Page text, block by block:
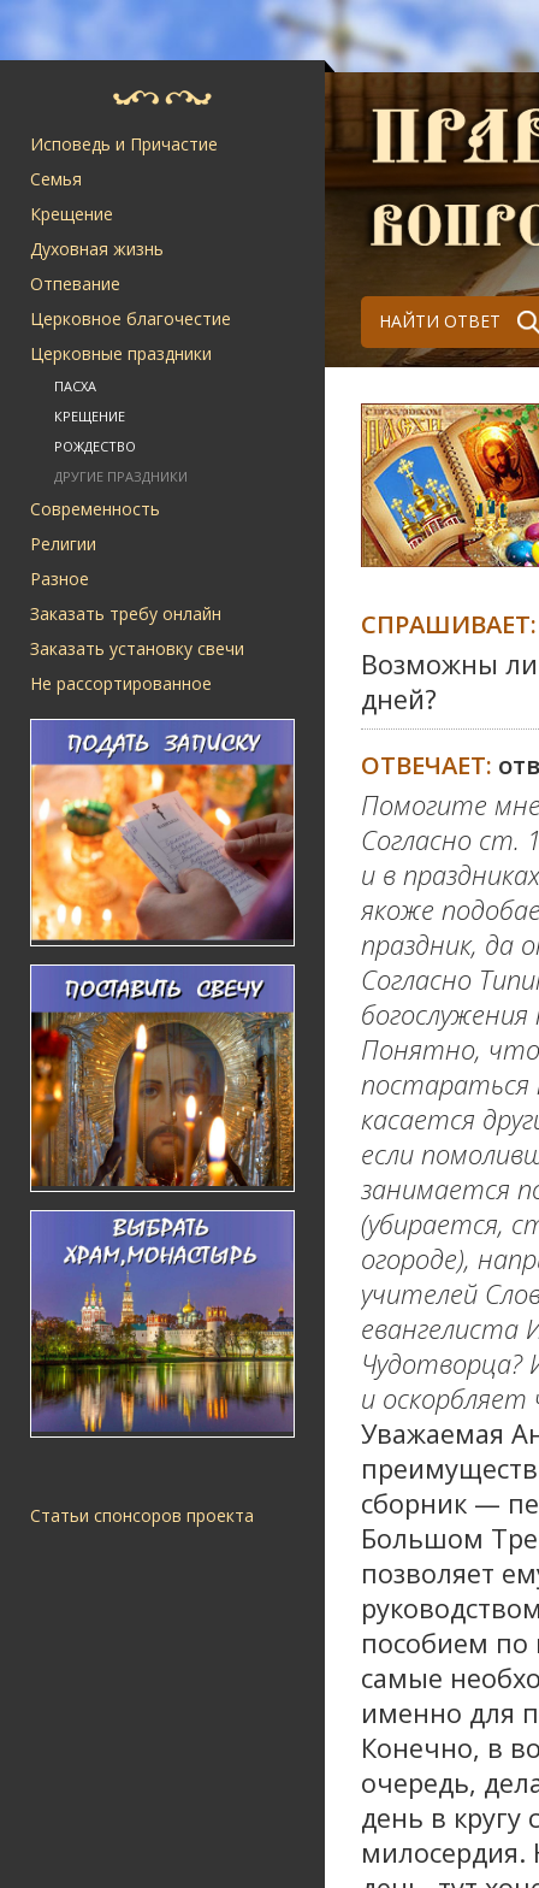
Исповедь и Причастие
Семья
Крещение
Духовная жизнь
Отпевание
Церковное благочестие
Церковные праздники
ПАСХА
КРЕЩЕНИЕ
РОЖДЕСТВО
ДРУГИЕ ПРАЗДНИКИ
Современность
Религии
Разное
Заказать требу онлайн
Заказать установку свечи
Не рассортированное
Статьи спонсоров проекта
НАЙТИ ОТВЕТ
СПРАШИВАЕТ:
Возможны
дней?
ОТВЕЧАЕТ:
Помогите
Согласно ст.
и в
якоже
праздник, да
Согласно
Понятно, что
касается
если
занимается
(убирается,
огороде),
учителей
евангелиста
Чудотворца?
и оскорбляет
Уважаемая
сборник —
Большом
позволяет
пособием по
самые
именно для
Конечно, в
очередь,
день в
милосердия.